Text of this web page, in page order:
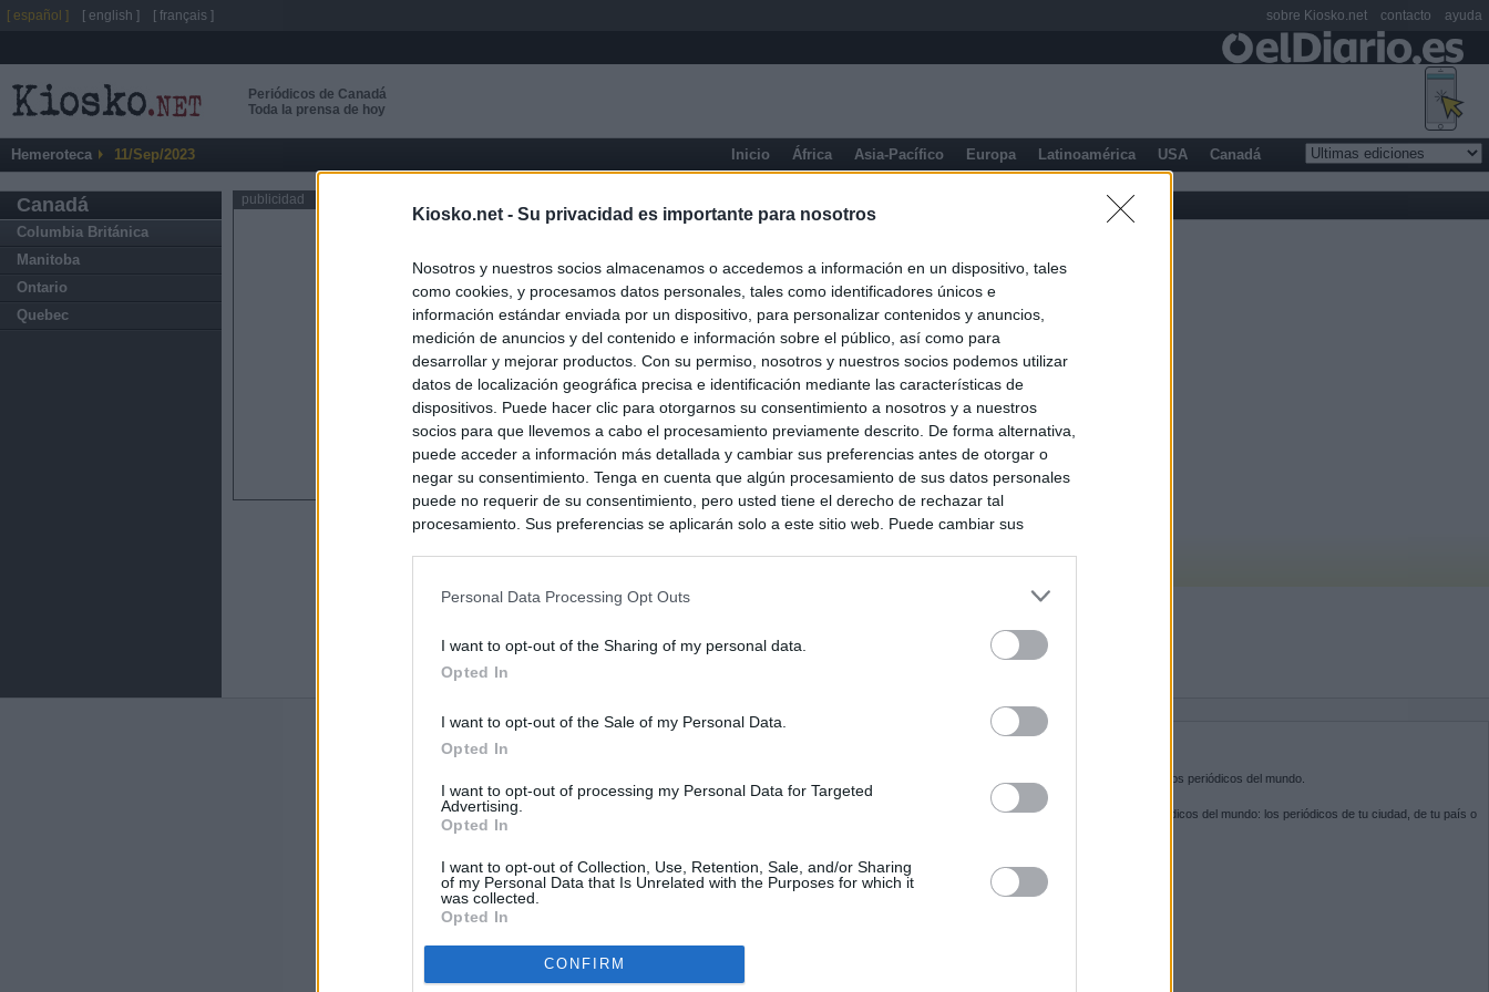
Kiosko.net - Su privacidad es importante para nosotros
Nosotros y nuestros socios almacenamos o accedemos a información en un dispositivo, tales
como cookies, y procesamos datos personales, tales como identificadores únicos e
información estándar enviada por un dispositivo, para personalizar contenidos y anuncios,
medición de anuncios y del contenido e información sobre el público, así como para
desarrollar y mejorar productos. Con su permiso, nosotros y nuestros socios podemos utilizar
datos de localización geográfica precisa e identificación mediante las características de
dispositivos. Puede hacer clic para otorgarnos su consentimiento a nosotros y a nuestros
socios para que llevemos a cabo el procesamiento previamente descrito. De forma alternativa,
puede acceder a información más detallada y cambiar sus preferencias antes de otorgar o
negar su consentimiento. Tenga en cuenta que algún procesamiento de sus datos personales
puede no requerir de su consentimiento, pero usted tiene el derecho de rechazar tal
procesamiento. Sus preferencias se aplicarán solo a este sitio web. Puede cambiar sus
Personal Data Processing Opt Outs
I want to opt-out of the Sharing of my personal data.
Opted In
I want to opt-out of the Sale of my Personal Data.
Opted In
I want to opt-out of processing my Personal Data for Targeted
Advertising.
Opted In
I want to opt-out of Collection, Use, Retention, Sale, and/or Sharing
of my Personal Data that Is Unrelated with the Purposes for which it
was collected.
Opted In
CONFIRM
Periódicos de Canadá
Toda la prensa de hoy
Hemeroteca 11/Sep/2023 Inicio África Asia-Pacífico Europa Latinoamérica USA Canadá
Canadá
Columbia Británica
Manitoba
Ontario
Quebec
publicidad Manitoba
Últimas noticias
España impone controles a los viajeros procedentes de Italia tras el rechazo de
Meloni a quitarlos
España hasta el 15 de agosto: "No aceptamos imposiciones"
La Fiscalía actuará contra las comunidades que no acojan a los menores
asignados por la crisis de Ceuta
SOBRE KIOSKO.NET
es la puerta de entrada a los periódicos del mundo.
Navega por las portadas de los periódicos del mundo: los periódicos de tu ciudad, de tu país o
SÍGUENOS
[ español ] [ english ] [ français ] sobre Kiosko.net contacto ayuda